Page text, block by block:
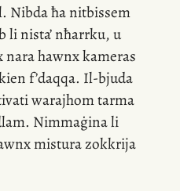
Nibda ħa nitbissem
li nista’ nħarrku, u
hawnx kameras
f’daqqa. Il-bjuda
warajhom tarma
. Nimmaġina li
mistura zokkrija